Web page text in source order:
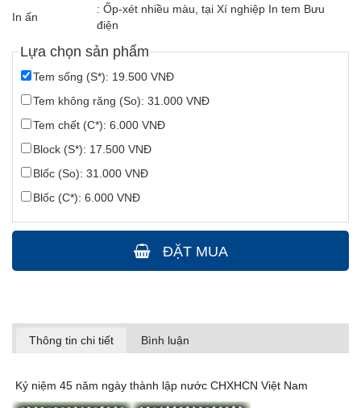
In ấn
: Ốp-xét nhiều màu, tại Xí nghiệp In tem Bưu
điện
Lựa chọn sản phẩm
Tem sống (S*): 19.500 VNĐ
Tem không răng (So): 31.000 VNĐ
Tem chết (C*): 6.000 VNĐ
Block (S*): 17.500 VNĐ
Blốc (So): 31.000 VNĐ
Blốc (C*): 6.000 VNĐ
ĐẶT MUA
Thông tin chi tiết Bình luận
Kỷ niệm 45 năm ngày thành lập nước CHXHCN Việt Nam